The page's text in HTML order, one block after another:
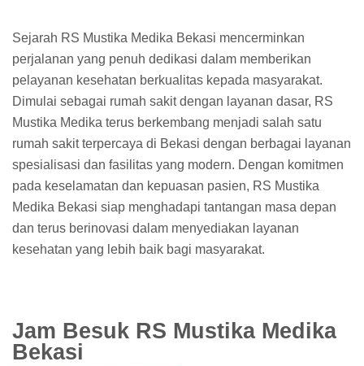
Sejarah RS Mustika Medika Bekasi mencerminkan
perjalanan yang penuh dedikasi dalam memberikan
pelayanan kesehatan berkualitas kepada masyarakat.
Dimulai sebagai rumah sakit dengan layanan dasar, RS
Mustika Medika terus berkembang menjadi salah satu
rumah sakit terpercaya di Bekasi dengan berbagai layanan
spesialisasi dan fasilitas yang modern. Dengan komitmen
pada keselamatan dan kepuasan pasien, RS Mustika
Medika Bekasi siap menghadapi tantangan masa depan
dan terus berinovasi dalam menyediakan layanan
kesehatan yang lebih baik bagi masyarakat.
Jam Besuk RS Mustika Medika
Bekasi